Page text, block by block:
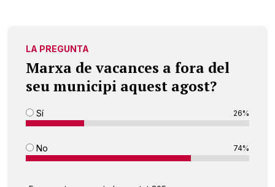
LA PREGUNTA
Marxa de vacances a fora del
seu municipi aquest agost?
Sí 26%
No 74%